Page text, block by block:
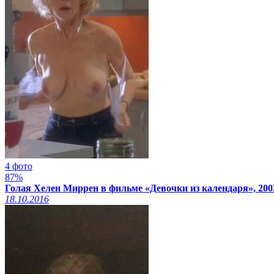
4 фото
87%
Голая Хелен Миррен в фильме «Девочки из календаря»,
18.10.2016